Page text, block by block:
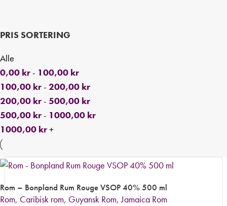
PRIS SORTERING
Alle
0,00 kr- 100,00 kr
100,00 kr- 200,00 kr
200,00 kr- 500,00 kr
500,00 kr- 1000,00 kr
1000,00 kr+
Rom – Bonpland Rum Rouge VSOP 40% 500 ml
Rom, Caribisk rom, Guyansk Rom, Jamaica Rom